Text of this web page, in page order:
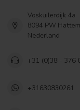
Voskuilerdijk 4a
8094 PW
Nederland
+31 (0)38 - 376
+31630830261